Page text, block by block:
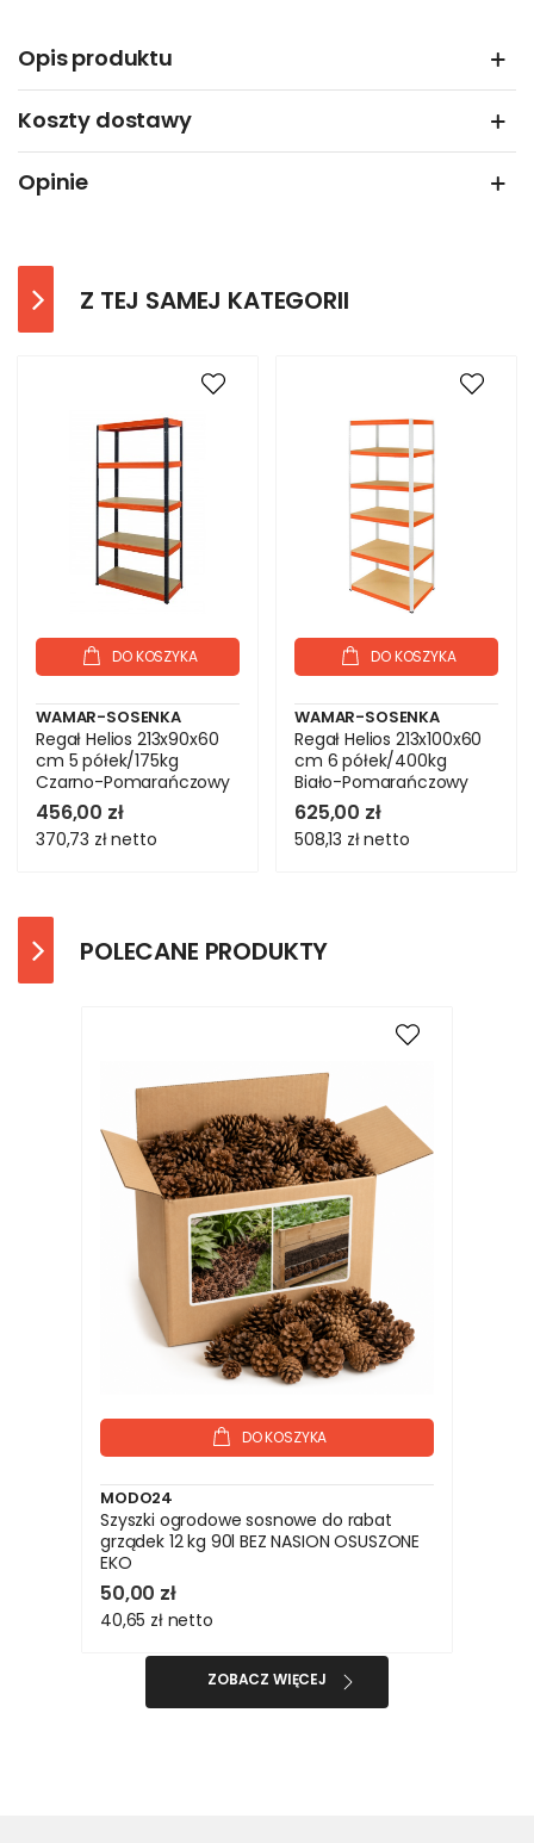
Opis produktu
Koszty dostawy
Opinie
Z TEJ SAMEJ KATEGORII
DO KOSZYKA
WAMAR-SOSENKA
Regał Helios 213x90x60
cm 5 półek/175kg
Czarno-Pomarańczowy
456,00 zł
370,73 złnetto
DO KOSZYKA
WAMAR-SOSENKA
Regał Helios 213x100x60
cm 6 półek/400kg
Biało-Pomarańczowy
625,00 zł
508,13 złnetto
POLECANE PRODUKTY
DO KOSZYKA
MODO24
Szyszki ogrodowe sosnowe do rabat
grządek 12 kg 90l BEZ NASION OSUSZONE
EKO
50,00 zł
40,65 zł netto
ZOBACZ WIĘCEJ